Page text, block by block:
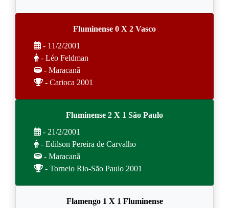
Fluminense 0 X 2 Vasco
- 11/2/2001
- Léo Feldman
- Maracanã
- Carioca 2001
Fluminense 2 X 1 São Paulo
- 21/2/2001
- Edilson Pereira de Carvalho
- Maracanã
- Torneio Rio-São Paulo 2001
Flamengo 1 X 1 Fluminense